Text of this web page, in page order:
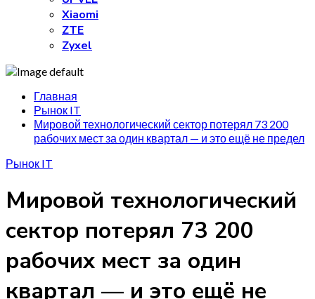
Xiaomi
ZTE
Zyxel
Главная
Рынок IT
Мировой технологический сектор потерял 73 200
рабочих мест за один квартал — и это ещё не предел
Рынок IT
Мировой технологический
сектор потерял 73 200
рабочих мест за один
квартал — и это ещё не